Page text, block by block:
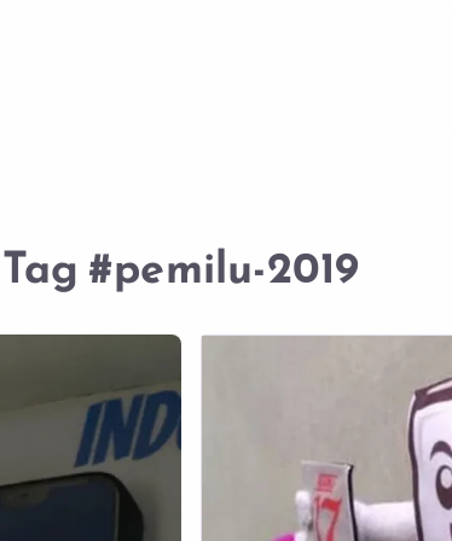
Tag #pemilu-2019